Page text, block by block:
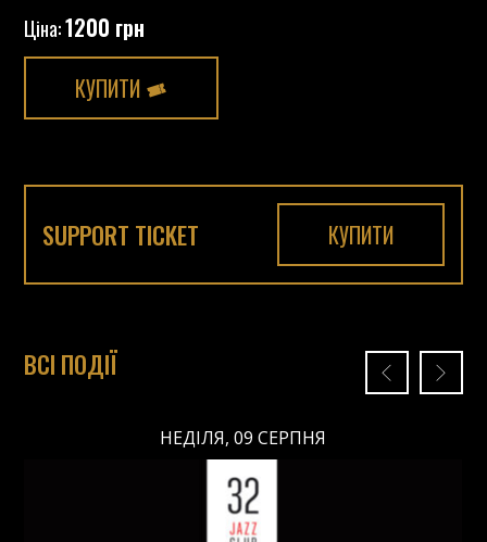
Ціна:1200 грн
КУПИТИ
SUPPORT TICKET КУПИТИ
ВСІ ПОДІЇ
НЕДІЛЯ, 09 СЕРПНЯ